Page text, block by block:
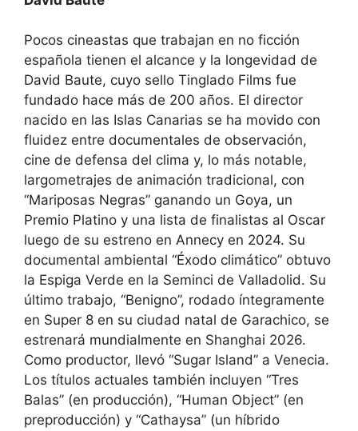
Pocos cineastas que trabajan en no ficción
española tienen el alcance y la longevidad de
David Baute, cuyo sello Tinglado Films fue
fundado hace más de 200 años. El director
nacido en las Islas Canarias se ha movido con
fluidez entre documentales de observación,
cine de defensa del clima y, lo más notable,
largometrajes de animación tradicional, con
“Mariposas Negras” ganando un Goya, un
Premio Platino y una lista de finalistas al Oscar
luego de su estreno en Annecy en 2024. Su
documental ambiental “Éxodo climático” obtuvo
la Espiga Verde en la Seminci de Valladolid. Su
último trabajo, “Benigno”, rodado íntegramente
en Super 8 en su ciudad natal de Garachico, se
estrenará mundialmente en Shanghai 2026.
Como productor, llevó “Sugar Island” a Venecia.
Los títulos actuales también incluyen “Tres
Balas” (en producción), “Human Object” (en
preproducción) y “Cathaysa” (un híbrido